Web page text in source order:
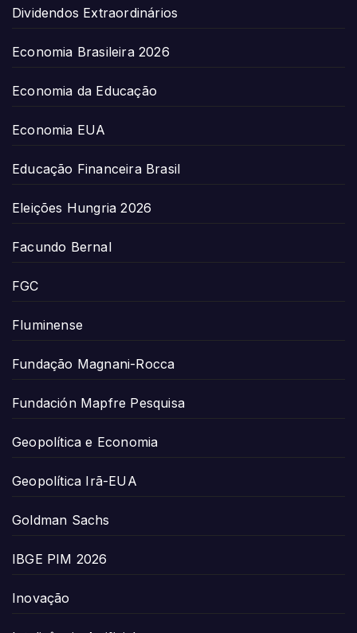
Dividendos Extraordinários
Economia Brasileira 2026
Economia da Educação
Economia EUA
Educação Financeira Brasil
Eleições Hungria 2026
Facundo Bernal
FGC
Fluminense
Fundação Magnani-Rocca
Fundación Mapfre Pesquisa
Geopolítica e Economia
Geopolítica Irã-EUA
Goldman Sachs
IBGE PIM 2026
Inovação